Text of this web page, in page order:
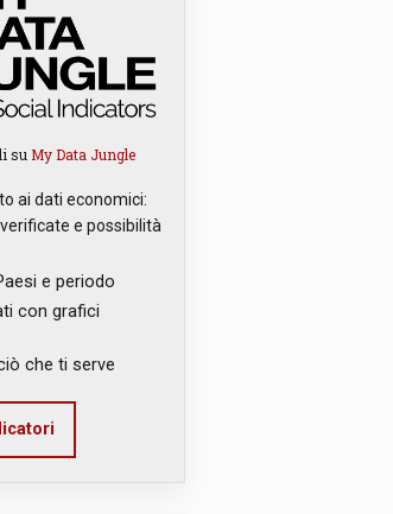
su My Data Jungle
ai dati economici:
e possibilità
e periodo
con grafici
che ti serve